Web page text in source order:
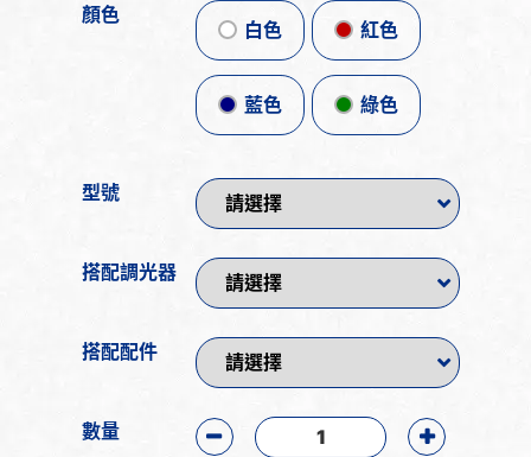
顏色
白色 紅色
藍色 綠色
型號
搭配調光器
搭配配件
數量